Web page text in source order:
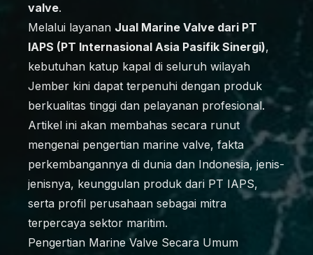
valve.
Melalui layanan Jual Marine Valve dari PT
IAPS (PT Internasional Asia Pasifik Sinergi),
kebutuhan katup kapal di seluruh wilayah
Jember kini dapat terpenuhi dengan produk
berkualitas tinggi dan pelayanan profesional.
Artikel ini akan membahas secara runut
mengenai pengertian marine valve, fakta
perkembangannya di dunia dan Indonesia, jenis-
jenisnya, keunggulan produk dari PT IAPS,
serta profil perusahaan sebagai mitra
terpercaya sektor maritim.
Pengertian Marine Valve Secara Umum